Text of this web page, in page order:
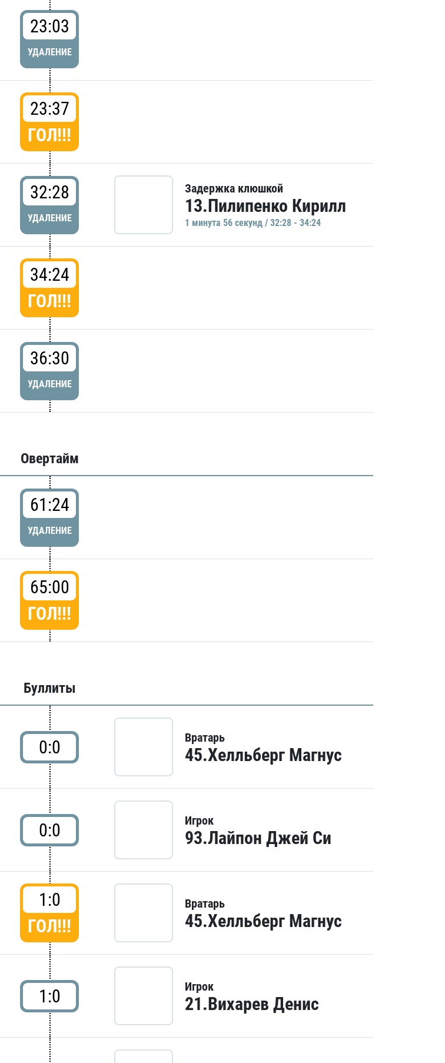
23:03
УДАЛЕНИЕ
23:37
ГОЛ!!!
32:28
УДАЛЕНИЕ
Задержка клюшкой
13.Пилипенко Кирилл
1 минутa 56 секунд / 32:28 - 34:24
34:24
ГОЛ!!!
36:30
УДАЛЕНИЕ
Овертайм
61:24
УДАЛЕНИЕ
65:00
ГОЛ!!!
Буллиты
0:0 Вратарь
45.Хелльберг Магнус
0:0 Игрок
93.Лайпон Джей Си
1:0
ГОЛ!!!
Вратарь
45.Хелльберг Магнус
1:0 Игрок
21.Вихарев Денис